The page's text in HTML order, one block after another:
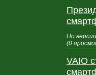
По
(0
VAIO